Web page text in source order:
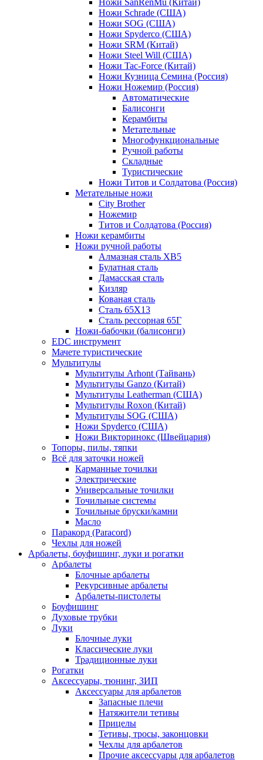
Ножи Schrade (США)
Ножи SOG (США)
Ножи Spyderco (США)
Ножи SRM (Китай)
Ножи Steel Will (США)
Ножи Tac-Force (Китай)
Ножи Кузница Семина (Россия)
Ножи Ножемир (Россия)
Автоматические
Балисонги
Керамбиты
Метательные
Многофункциональные
Ручной работы
Складные
Туристические
Ножи Титов и Солдатова (Россия)
Метательные ножи
City Brother
Ножемир
Титов и Солдатова (Россия)
Ножи керамбиты
Ножи ручной работы
Алмазная сталь ХВ5
Булатная сталь
Дамасская сталь
Кизляр
Кованая сталь
Сталь 65Х13
Сталь рессорная 65Г
Ножи-бабочки (балисонги)
EDC инструмент
Мачете туристические
Мультитулы
Мультитулы Arhont (Тайвань)
Мультитулы Ganzo (Китай)
Мультитулы Leatherman (США)
Мультитулы Roxon (Китай)
Мультитулы SOG (США)
Ножи Spyderco (США)
Ножи Викторинокс (Швейцария)
Топоры, пилы, тяпки
Всё для заточки ножей
Карманные точилки
Электрические
Универсальные точилки
Точильные системы
Точильные бруски/камни
Масло
Паракорд (Paracord)
Чехлы для ножей
Арбалеты, боуфишинг, луки и рогатки
Арбалеты
Блочные арбалеты
Рекурсивные арбалеты
Арбалеты-пистолеты
Боуфишинг
Духовые трубки
Луки
Блочные луки
Классические луки
Традиционные луки
Рогатки
Аксессуары, тюнинг, ЗИП
Аксессуары для арбалетов
Запасные плечи
Натяжители тетивы
Прицелы
Тетивы, тросы, законцовки
Чехлы для арбалетов
Прочие аксессуары для арбалетов